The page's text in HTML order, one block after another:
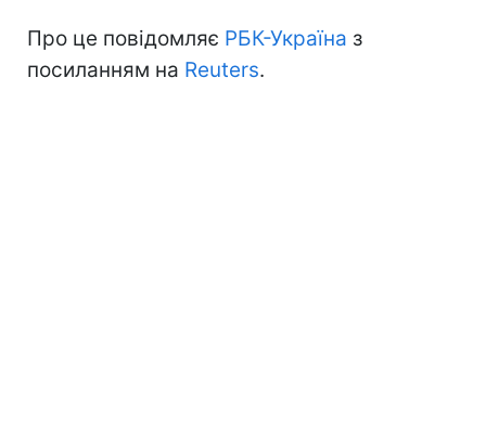
Про це повідомляє РБК-Україна з
посиланням на Reuters.